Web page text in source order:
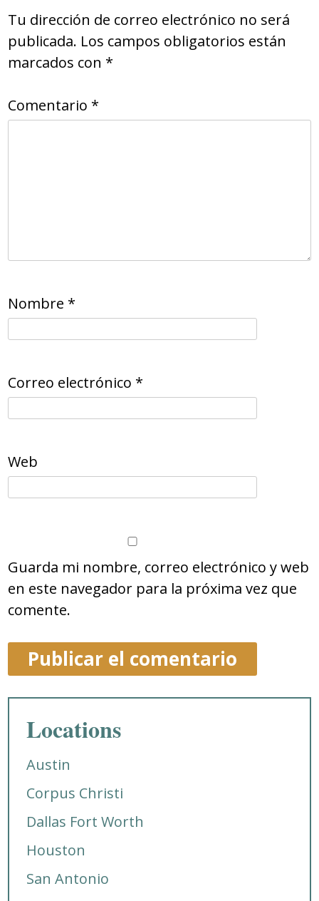
Tu dirección de correo electrónico no será
publicada. Los campos obligatorios están
marcados con *
Comentario *
Nombre *
Correo electrónico *
Web
Guarda mi nombre, correo electrónico y web
en este navegador para la próxima vez que
comente.
Locations
Austin
Corpus Christi
Dallas Fort Worth
Houston
San Antonio